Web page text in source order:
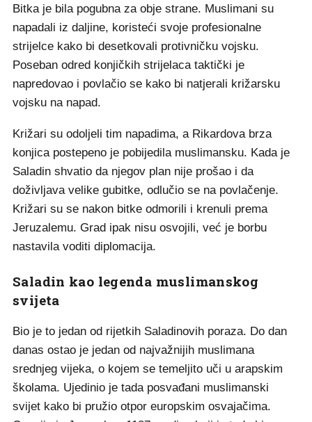
Bitka je bila pogubna za obje strane. Muslimani su
napadali iz daljine, koristeći svoje profesionalne
strijelce kako bi desetkovali protivničku vojsku.
Poseban odred konjičkih strijelaca taktički je
napredovao i povlačio se kako bi natjerali križarsku
vojsku na napad.
Križari su odoljeli tim napadima, a Rikardova brza
konjica postepeno je pobijedila muslimansku. Kada je
Saladin shvatio da njegov plan nije prošao i da
doživljava velike gubitke, odlučio se na povlačenje.
Križari su se nakon bitke odmorili i krenuli prema
Jeruzalemu. Grad ipak nisu osvojili, već je borbu
nastavila voditi diplomacija.
Saladin kao legenda muslimanskog
svijeta
Bio je to jedan od rijetkih Saladinovih poraza. Do dan
danas ostao je jedan od najvažnijih muslimana
srednjeg vijeka, o kojem se temeljito uči u arapskim
školama. Ujedinio je tada posvađani muslimanski
svijet kako bi pružio otpor europskim osvajačima.